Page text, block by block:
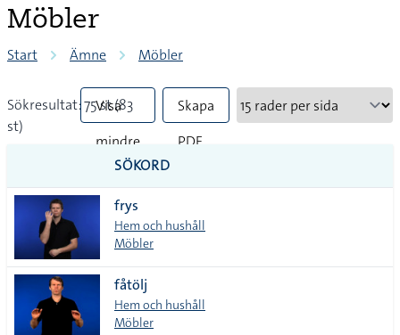
Möbler
Start Ämne Möbler
Sökresultat: 75 st (83
st)
Visa
mindre
tecken
Skapa
PDF
SÖKORD
frys
Hem och hushåll
Möbler
fåtölj
Hem och hushåll
Möbler